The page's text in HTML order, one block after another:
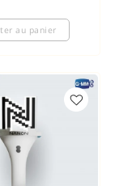
au panier